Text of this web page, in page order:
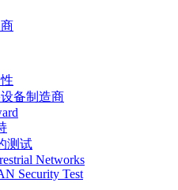
备制造商
测试
Networks
Security Test